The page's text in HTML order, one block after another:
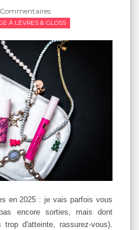
À LÈVRES & GLOSS
en 2025 : je vais parfois vous
encore sorties, mais dont
d'atteinte, rassurez-vous).